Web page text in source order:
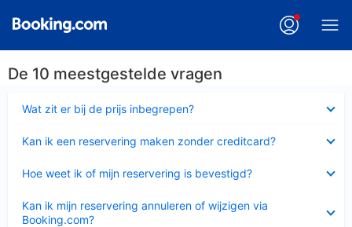
De 10 meestgestelde vragen
Wat zit er bij de prijs inbegrepen?
Kan ik een reservering maken zonder creditcard?
Hoe weet ik of mijn reservering is bevestigd?
Kan ik mijn reservering annuleren of wijzigen via
Booking.com?